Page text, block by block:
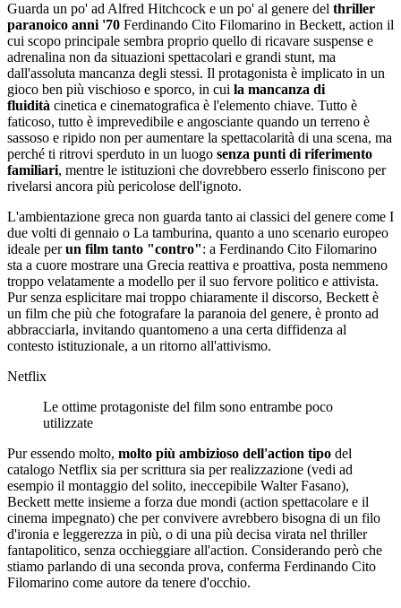
Guarda un po' ad Alfred Hitchcock e un po' al genere del thriller
paranoico anni '70 Ferdinando Cito Filomarino in Beckett, action il
cui scopo principale sembra proprio quello di ricavare suspense e
adrenalina non da situazioni spettacolari e grandi stunt, ma
dall'assoluta mancanza degli stessi. Il protagonista è implicato in un
gioco ben più vischioso e sporco, in cui la mancanza di
fluidità cinetica e cinematografica è l'elemento chiave. Tutto è
faticoso, tutto è imprevedibile e angosciante quando un terreno è
sassoso e ripido non per aumentare la spettacolarità di una scena, ma
perché ti ritrovi sperduto in un luogo senza punti di riferimento
familiari, mentre le istituzioni che dovrebbero esserlo finiscono per
rivelarsi ancora più pericolose dell'ignoto.
L'ambientazione greca non guarda tanto ai classici del genere come I
due volti di gennaio o La tamburina, quanto a uno scenario europeo
ideale perun film tanto "contro": a Ferdinando Cito Filomarino
sta a cuore mostrare una Grecia reattiva e proattiva, posta nemmeno
troppo velatamente a modello per il suo fervore politico e attivista.
Pur senza esplicitare mai troppo chiaramente il discorso, Beckett è
un film che più che fotografare la paranoia del genere, è pronto ad
abbracciarla, invitando quantomeno a una certa diffidenza al
contesto istituzionale, a un ritorno all'attivismo.
Netflix
Le ottime protagoniste del film sono entrambe poco
utilizzate
Pur essendo molto, molto più ambizioso dell'action tipo del
catalogo Netflix sia per scrittura sia per realizzazione (vedi ad
esempio il montaggio del solito, ineccepibile Walter Fasano),
Beckett mette insieme a forza due mondi (action spettacolare e il
cinema impegnato) che per convivere avrebbero bisogna di un filo
d'ironia e leggerezza in più, o di una più decisa virata nel thriller
fantapolitico, senza occhieggiare all'action. Considerando però che
stiamo parlando di una seconda prova, conferma Ferdinando Cito
Filomarino come autore da tenere d'occhio.